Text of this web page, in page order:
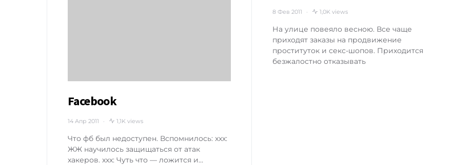
Facebook
14 Апр 2011 1,1K views
Что фб был недоступен. Вспомнилось: xxx:
ЖЖ научилось защищаться от атак
хакеров. xxx: Чуть что — ложится и…
8 Фев 2011 1,0K views
На улице повеяло весною. Все чаще
приходят заказы на продвижение
проституток и секс-шопов. Приходится
безжалостно отказывать